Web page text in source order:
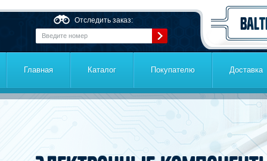
Отследить заказ:
Главная Каталог Покупателю Доставка